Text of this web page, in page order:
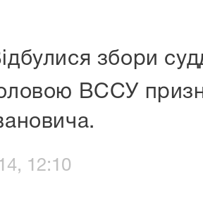
збори
ВССУ
12:10